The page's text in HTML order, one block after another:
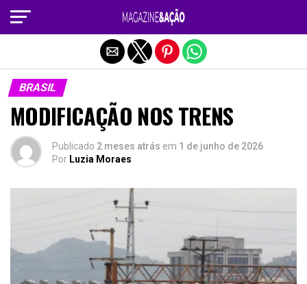
BRASIL
MODIFICAÇÃO NOS TRENS
Publicado 2 meses atrás em 1 de junho de 2026
Por Luzia Moraes
Sair da versão mobile